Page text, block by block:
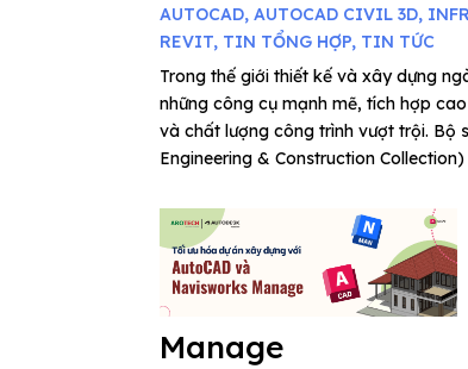
AUTOCAD,AUTOCAD CIVIL 3D,
REVIT, TIN TỔNG HỢP, TIN TỨC
Trong thế giới thiết kế và xây dựng
những công cụ mạnh mẽ, tích hợp
và chất lượng công trình vượt trội. Bộ
Engineering & Construction
Manage